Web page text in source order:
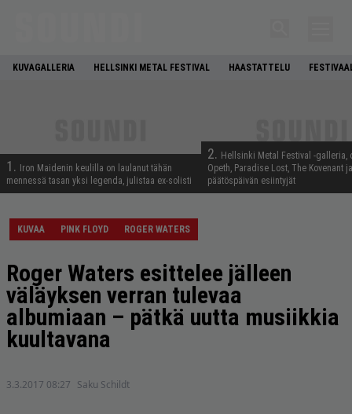
KUVAGALLERIA HELLSINKI METAL FESTIVAL HAASTATTELU
1.
Iron Maidenin keulilla on laulanut tähän
mennessä tasan yksi legenda, julistaa ex-solisti
2. Hellsinki Metal Festival -galleria,
Opeth, Paradise Lost, The Kovenant
päätöspäivän esiintyjät
KUVAA PINK FLOYD ROGER WATERS
Roger Waters esittelee jälleen
väläyksen verran tulevaa
albumiaan – pätkä uutta musiikkia
kuultavana
3.3.2017 08:27 Saku Schildt